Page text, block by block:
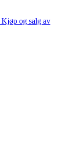
Kjøp og salg av